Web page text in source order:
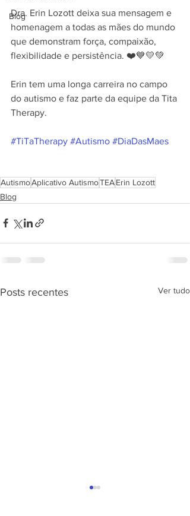
Blog
Dra. Erin Lozott deixa sua mensagem e
homenagem a todas as mães do mundo
que demonstram força, compaixão,
flexibilidade e persistência. ❤️💙💛💚
Erin tem uma longa carreira no campo
do autismo e faz parte da equipe da Tita
Therapy.
#TiTaTherapy #Autismo #DiaDasMaes
AutismoAplicativo AutismoTEAErin Lozott
Blog
Posts recentes Ver tudo